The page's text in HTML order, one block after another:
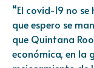
“El covid-19 no
que espero se
que Quintana
económica, en la